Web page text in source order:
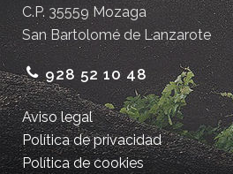
C.P. 35559 Mozaga
San Bartolomé de Lanzarote
928 52 10 48
Aviso legal
Política de privacidad
Política de cookies